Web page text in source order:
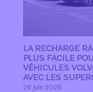
LA RECHARGE
PLUS FACILE
VÉHICULES
AVEC LES
26 juin 2026